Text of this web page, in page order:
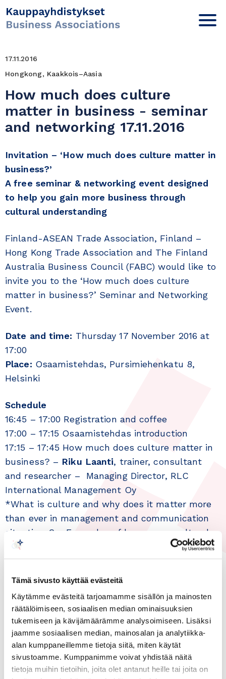
Tämä sivusto käyttää evästeitä
Käytämme evästeitä tarjoamamme sisällön ja mainosten
räätälöimiseen, sosiaalisen median ominaisuuksien
tukemiseen ja kävijämäärämme analysoimiseen. Lisäksi
jaamme sosiaalisen median, mainosalan ja analytiikka-
alan kumppaneillemme tietoja siitä, miten käytät
sivustoamme. Kumppanimme voivat yhdistää näitä
tietoja muihin tietoihin, joita olet antanut heille tai joita on
17.11.2016
Hongkong, Kaakkois–Aasia
How much does culture
matter in business - seminar
and networking 17.11.2016
Invitation – ‘How much does culture matter in
business?’
A free seminar & networking event designed
to help you gain more business through
cultural understanding
Finland-ASEAN Trade Association, Finland –
Hong Kong Trade Association and The Finland
Australia Business Council (FABC) would like to
invite you to the ‘How much does culture
matter in business?’ Seminar and Networking
Event.
Date and time: Thursday 17 November 2016 at
17:00
Place: Osaamistehdas, Pursimiehenkatu 8,
Helsinki
Schedule
16:45 – 17:00 Registration and coffee
17:00 – 17:15 Osaamistehdas introduction
17:15 – 17:45 How much does culture matter in
business? – Riku Laanti, trainer, consultant
and researcher – Managing Director, RLC
International Management Oy
*What is culture and why does it matter more
than ever in management and communication
situations? – Examples of how cross-cultural
differences affect companies and other
organisations doing business in Finland, ASEAN
countries, Hong Kong and Australia
Australians in business –
James Perkins
trainer, writer and voice artist – Principal
Consultant of Koala Consulting and Training
18:05 – 18:25 Business case: Notes about
cultural differences when doing business in
selected Asian countries: Pöyry Finland Oy –